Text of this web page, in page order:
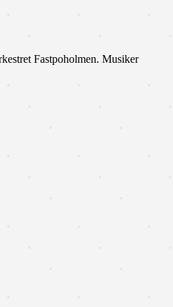
Fastpoholmen. Musiker